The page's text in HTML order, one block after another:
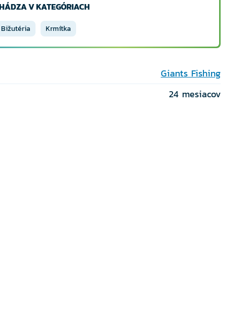
V KATEGÓRIACH
Bižutéria Krmítka
Giants Fishing
24 mesiacov